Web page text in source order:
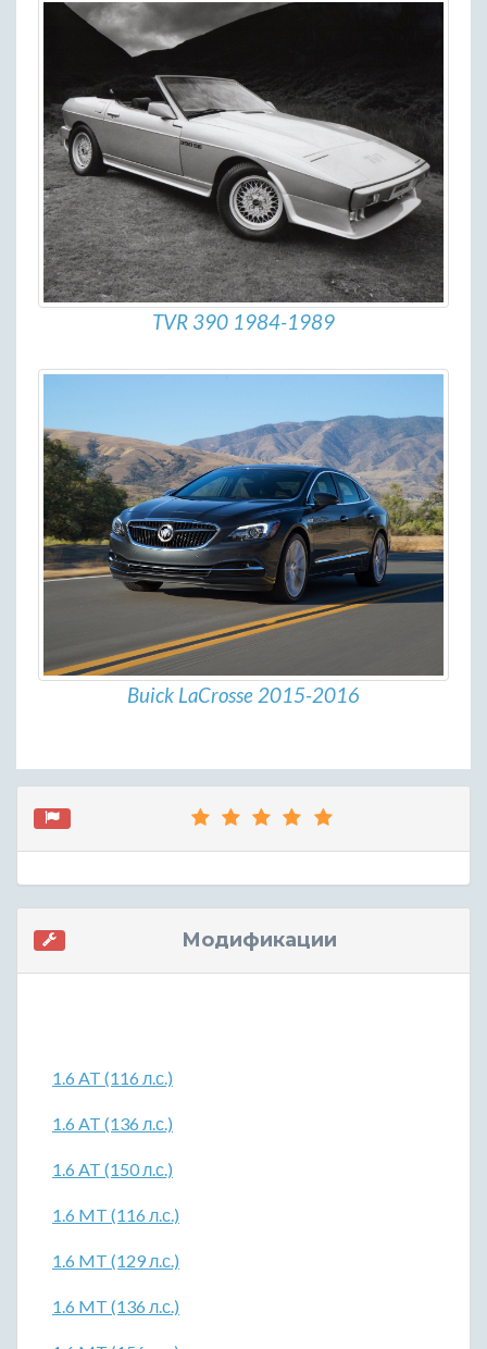
TVR 390 1984-1989
Buick LaCrosse 2015-2016
Модификации
1.6 AT (116 л.с.)
1.6 AT (136 л.с.)
1.6 AT (150 л.с.)
1.6 MT (116 л.с.)
1.6 MT (129 л.с.)
1.6 MT (136 л.с.)